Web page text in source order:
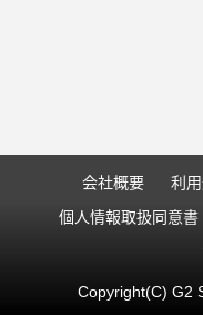
会社概要 利
個人情報取扱同意書
Copyright(C) G2